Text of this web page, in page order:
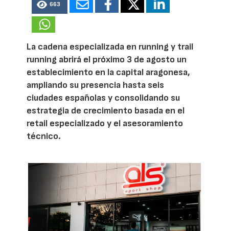
663
La cadena especializada en running y trail
running abrirá el próximo 3 de agosto un
establecimiento en la capital aragonesa,
ampliando su presencia hasta seis
ciudades españolas y consolidando su
estrategia de crecimiento basada en el
retail especializado y el asesoramiento
técnico.